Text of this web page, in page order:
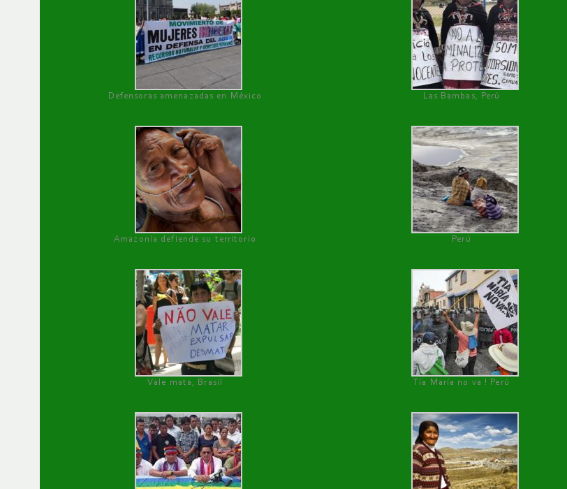
Defensoras amenazadas en México Las Bambas, Perú
Amazonía defiende su territorio Perú
Vale mata, Brasil Tía María no va ! Perú